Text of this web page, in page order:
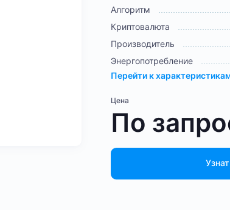
Алгоритм
Криптовалюта
Производитель
Энергопотребление
Перейти к
Цена
По